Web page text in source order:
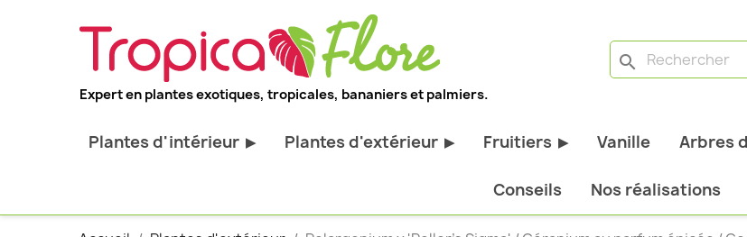
Expert en plantes exotiques, tropicales, bananiers et palmiers.
search
Plantes d'intérieur ▶
Plantes pour bureau
Plantes d'extérieur ▶
Toutes les plantes d'extérieur
Bananiers rustiques
Fruitiers ▶
Tous les fruitiers
Arbres et arbustes fruitiers
Vanille Arbres
Conseils Nos réalisations